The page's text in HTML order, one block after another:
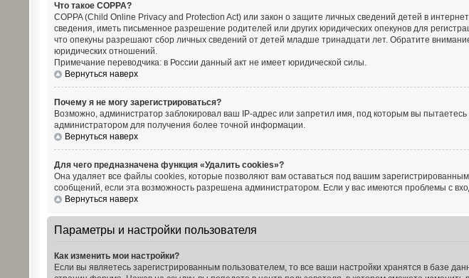
Что такое COPPA?
COPPA (Child Online Privacy and Protection Act) или закон о защите личных сведений детей в
сведения, иметь письменное разрешение родителей или других юридических опекунов для
что опекуны разрешают сбор личных сведений от детей младше тринадцати лет. Обратите
юридических отношений.
Примечание переводчика: в России данный акт не имеет юридической силы.
Вернуться наверх
Почему я не могу зарегистрироваться?
Возможно, администратор заблокировал ваш IP-адрес или запретил имя, под которым вы
администратором для получения более точной информации.
Вернуться наверх
Для чего предназначена функция «Удалить cookies»?
Она удаляет все файлы cookies, которые позволяют вам оставаться под вашим
сообщений, если эта возможность разрешена администратором. Если у вас имеются проблемы с
Вернуться наверх
Параметры и настройки пользователя
Как изменить мои настройки?
Если вы являетесь зарегистрированным пользователем, то все ваши настройки хранятся в базе